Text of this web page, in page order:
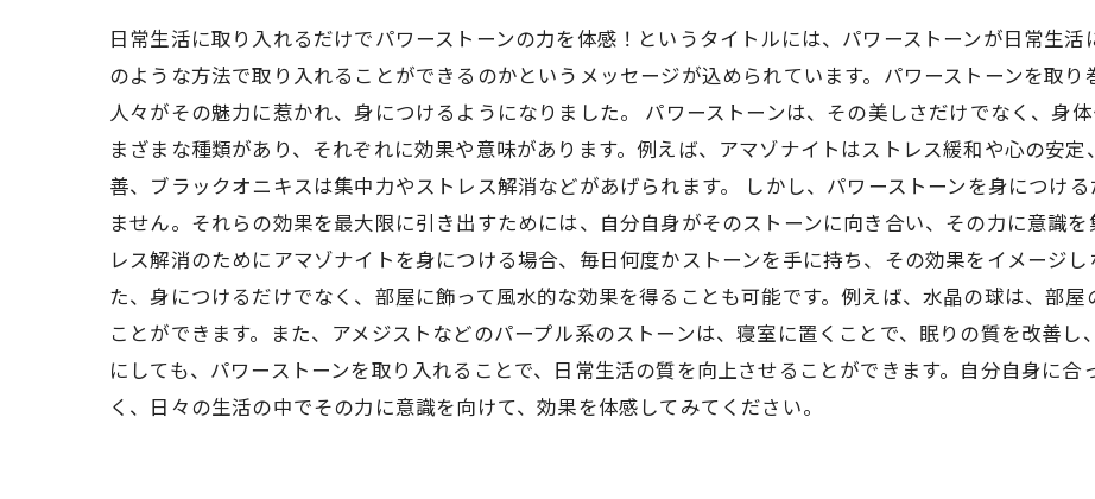
日常生活に取り入れるだけでパワーストーンの力を体感！というタイトルには、パワーストーンが日常生
のような方法で取り入れることができるのかというメッセージが込められています。パワーストーンを取
人々がその魅力に惹かれ、身につけるようになりました。 パワーストーンは、その美しさだけでなく、身
まざまな種類があり、それぞれに効果や意味があります。例えば、アマゾナイトはストレス緩和や心の安
善、ブラックオニキスは集中力やストレス解消などがあげられます。 しかし、パワーストーンを身につけ
ません。それらの効果を最大限に引き出すためには、自分自身がそのストーンに向き合い、その力に意識
レス解消のためにアマゾナイトを身につける場合、毎日何度かストーンを手に持ち、その効果をイメージ
た、身につけるだけでなく、部屋に飾って風水的な効果を得ることも可能です。例えば、水晶の球は、部
ことができます。また、アメジストなどのパープル系のストーンは、寝室に置くことで、眠りの質を改善
にしても、パワーストーンを取り入れることで、日常生活の質を向上させることができます。自分自身に
く、日々の生活の中でその力に意識を向けて、効果を体感してみてください。